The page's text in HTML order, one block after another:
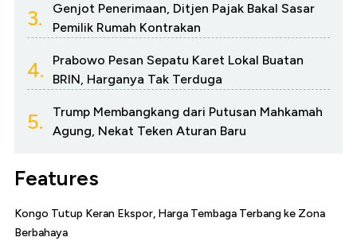
3.
Genjot Penerimaan, Ditjen Pajak Bakal Sasar
Pemilik Rumah Kontrakan
4.
Prabowo Pesan Sepatu Karet Lokal Buatan
BRIN, Harganya Tak Terduga
5.
Trump Membangkang dari Putusan Mahkamah
Agung, Nekat Teken Aturan Baru
Features
Kongo Tutup Keran Ekspor, Harga Tembaga Terbang ke Zona
Berbahaya